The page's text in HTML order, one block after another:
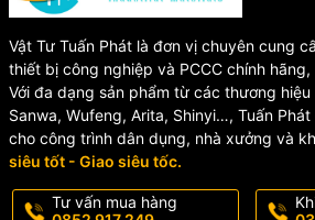
Kích thước
(DiaxH)
Trọng lượng
155g / 157g / 165g
Màu sắc
Trắng
🏢 Ứng dụng thực
🔸 Hệ thống báo cháy tòa nhà
Vật Tư Tuấn Phát là đơn vị chuyên cung
thiết bị công nghiệp và PCCC chính
Với đa dạng sản phẩm từ các thương hiệu
Sanwa, Wufeng, Arita, Shinyi…, Tuấn
cho công trình dân dụng, nhà xưởng và
siêu tốt - Giao siêu tốc.
Tư vấn mua hàng